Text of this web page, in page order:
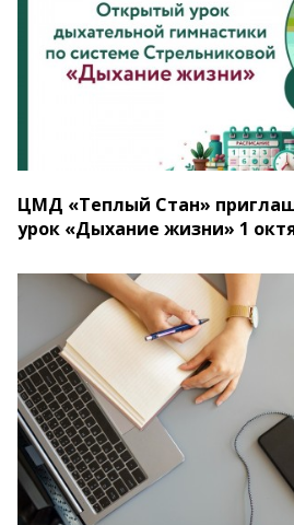
ЦМД «Теплый Стан»
урок «Дыхание жизни» 1